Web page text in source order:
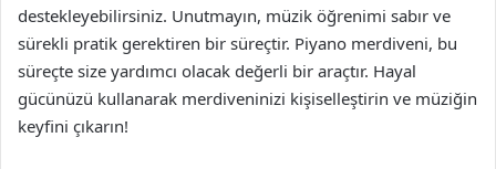
destekleyebilirsiniz. Unutmayın, müzik öğrenimi sabır ve
sürekli pratik gerektiren bir süreçtir. Piyano merdiveni, bu
süreçte size yardımcı olacak değerli bir araçtır. Hayal
gücünüzü kullanarak merdiveninizi kişiselleştirin ve müziğin
keyfini çıkarın!